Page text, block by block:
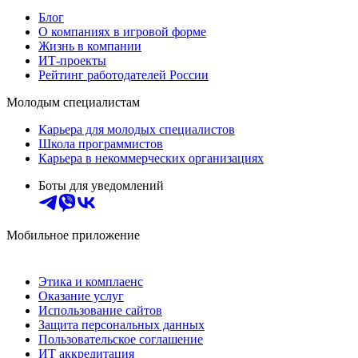
Блог
О компаниях в игровой форме
Жизнь в компании
ИТ-проекты
Рейтинг работодателей России
Молодым специалистам
Карьера для молодых специалистов
Школа программистов
Карьера в некоммерческих организациях
Боты для уведомлений
Мобильное приложение
Этика и комплаенс
Оказание услуг
Использование сайтов
Защита персональных данных
Пользовательское соглашение
ИТ аккредитация